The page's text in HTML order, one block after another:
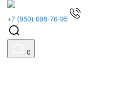
+7 (950) 698-76-95
0